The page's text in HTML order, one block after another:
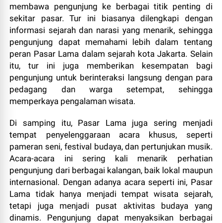
membawa pengunjung ke berbagai titik penting di
sekitar pasar. Tur ini biasanya dilengkapi dengan
informasi sejarah dan narasi yang menarik, sehingga
pengunjung dapat memahami lebih dalam tentang
peran Pasar Lama dalam sejarah kota Jakarta. Selain
itu, tur ini juga memberikan kesempatan bagi
pengunjung untuk berinteraksi langsung dengan para
pedagang dan warga setempat, sehingga
memperkaya pengalaman wisata.
Di samping itu, Pasar Lama juga sering menjadi
tempat penyelenggaraan acara khusus, seperti
pameran seni, festival budaya, dan pertunjukan musik.
Acara-acara ini sering kali menarik perhatian
pengunjung dari berbagai kalangan, baik lokal maupun
internasional. Dengan adanya acara seperti ini, Pasar
Lama tidak hanya menjadi tempat wisata sejarah,
tetapi juga menjadi pusat aktivitas budaya yang
dinamis. Pengunjung dapat menyaksikan berbagai